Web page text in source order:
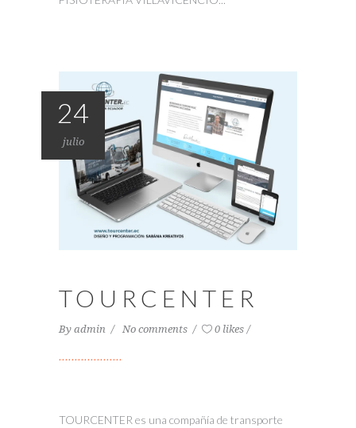
24
julio
TOURCENTER
By admin No comments 0 likes
TOURCENTER es una compañía de transporte